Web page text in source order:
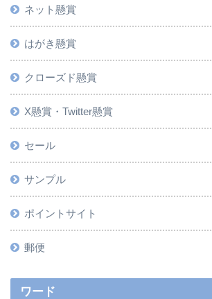
ネット懸賞
はがき懸賞
クローズド懸賞
X懸賞・Twitter懸賞
セール
サンプル
ポイントサイト
郵便
ワード